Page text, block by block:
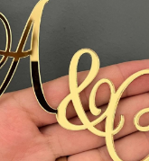
meserii